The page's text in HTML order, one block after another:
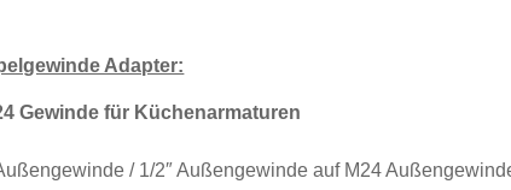
Adapter:
Gewinde für Küchenarmaturen
/ 1/2″ Außengewinde auf M24